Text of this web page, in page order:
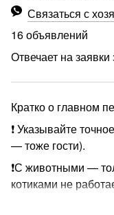
Связаться с
16 объявлений
Отвечает на
Кратко о главном
❗ Указывайте
— тоже гости).
❗С животными —
котиками не
❗ Бесконтактное